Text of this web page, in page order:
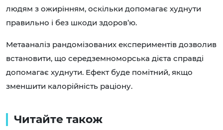
людям з ожирінням, оскільки допомагає худнути
правильно і без шкоди здоров’ю.
Метааналіз рандомізованих експериментів дозволив
встановити, що середземноморська дієта справді
допомагає худнути. Ефект буде помітний, якщо
зменшити калорійність раціону.
Читайте також